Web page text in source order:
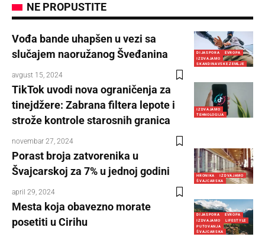
NE PROPUSTITE
DIJASPORA
EVROPA
IZDVAJAMO
SKANDINAVSKE ZEMLJE
Vođa bande uhapšen u vezi sa
slučajem naoružanog Šveđanina
avgust 15, 2024
IZDVAJAMO
TEHNOLOGIJA
TikTok uvodi nova ograničenja za
tinejdžere: Zabrana filtera lepote i
strože kontrole starosnih granica
novembar 27, 2024
HRONIKA
IZDVAJAMO
ŠVAJCARSKA
Porast broja zatvorenika u
Švajcarskoj za 7% u jednoj godini
april 29, 2024
DIJASPORA
EVROPA
IZDVAJAMO
LIFESTYLE
PUTOVANJA
ŠVAJCARSKA
Mesta koja obavezno morate
posetiti u Cirihu